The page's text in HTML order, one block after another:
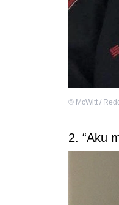
© McWitt /
2. “Aku